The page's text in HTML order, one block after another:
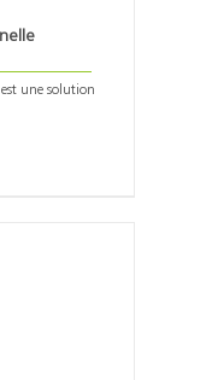
est une solution